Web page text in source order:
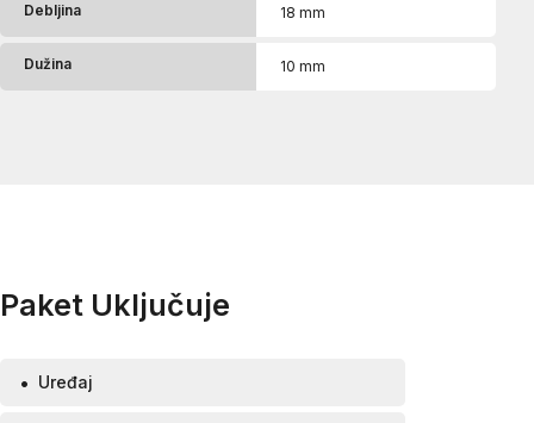
Debljina 18 mm
Dužina 10 mm
Paket Uključuje
Uređaj